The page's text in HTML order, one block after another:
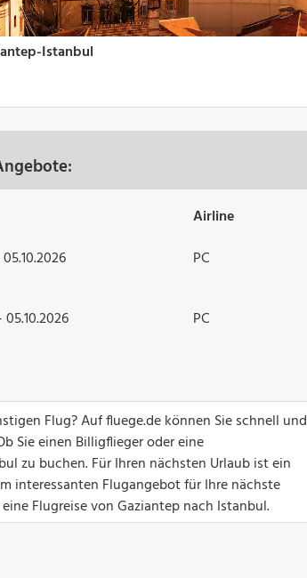
Airline
PC
05.10.2026 PC
Flug? Auf fluege.de können Sie schnell und
Sie einen Billigflieger oder eine
zu buchen. Für Ihren nächsten Urlaub ist ein
interessanten Flugangebot für Ihre nächste
Flugreise von Gaziantep nach Istanbul.